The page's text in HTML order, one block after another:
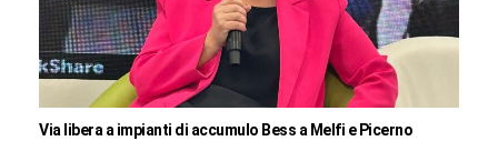
Via libera a impianti di accumulo Bess a Melfi e Picerno